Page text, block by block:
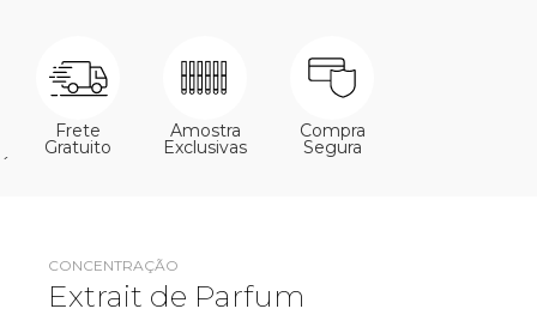
Frete
Gratuito
Amostra
Exclusivas
Compra
Segura
´
CONCENTRAÇÃO
Extrait de Parfum